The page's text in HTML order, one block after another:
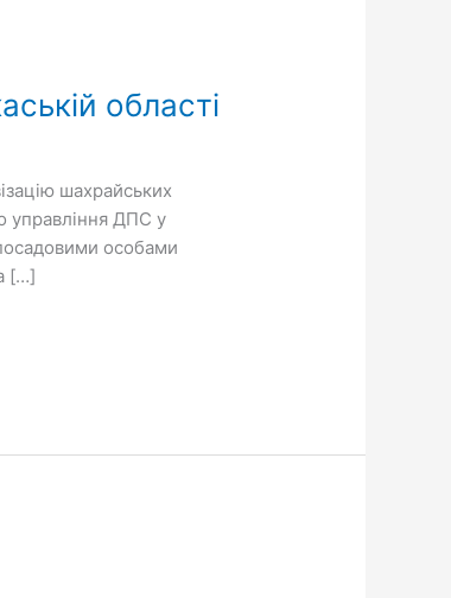
області
шахрайських
управління ДПС у
особами
[…]